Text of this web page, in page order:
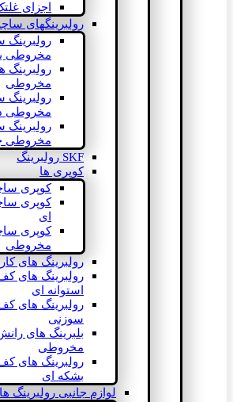
اجزای
رولبرینگهای
رولبرینگ
مخروطی
رولبرینگ
مخروطی
رولبرینگ
مخروطی
رولبرینگ
مخروطی
SKF رولبرینگ
کوپری ها
کوپری
کوپری
ای
کوپری
مخروطی
رولبرینگ های
رولبرینگ های
استوانه ای
رولبرینگ های
سوزنی
بلبرینگ های
مخروطی
رولبرینگ های
بشکه ای
لوازم جانبی رولبرینگ ها